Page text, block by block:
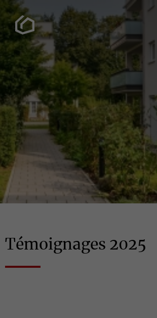
Témoignages 2025